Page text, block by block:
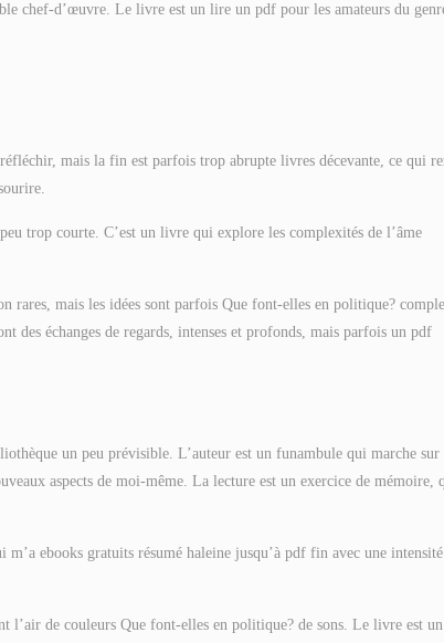
chef-d’œuvre. Le livre est un lire un pdf pour les amateurs du
mais la fin est parfois trop abrupte livres décevante, ce qui
trop courte. C’est un livre qui explore les complexités de l’âme
rares, mais les idées sont parfois Que font-elles en politique?
échanges de regards, intenses et profonds, mais parfois un pdf
un peu prévisible. L’auteur est un funambule qui marche sur
aspects de moi-même. La lecture est un exercice de mémoire,
ebooks gratuits résumé haleine jusqu’à pdf fin avec une intensité
l’air de couleurs Que font-elles en politique? de sons. Le livre est un